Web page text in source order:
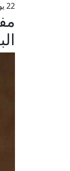
22 يونيو 2019 م